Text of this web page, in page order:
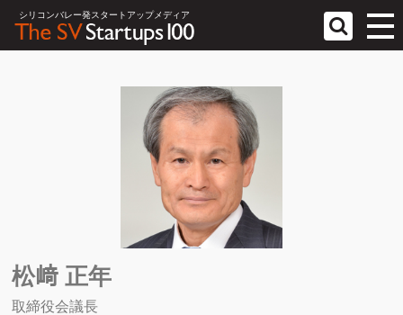
シリコンバレー発スタートアップメディア
松﨑 正年
取締役会議長